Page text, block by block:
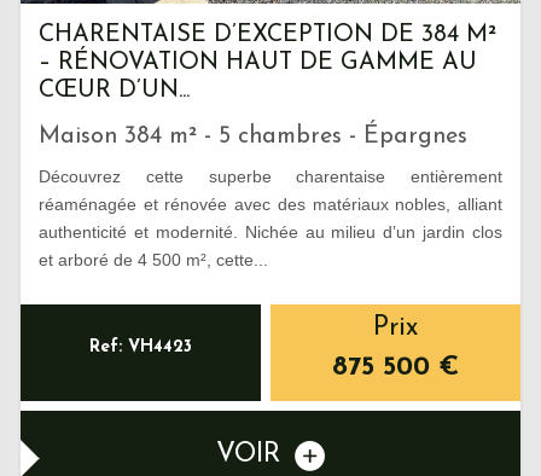
CHARENTAISE D’EXCEPTION DE 384 M²
– RÉNOVATION HAUT DE GAMME AU
CŒUR D’UN...
Maison 384 m² - 5 chambres - Épargnes
Découvrez cette superbe charentaise entièrement
réaménagée et rénovée avec des matériaux nobles, alliant
authenticité et modernité. Nichée au milieu d’un jardin clos
et arboré de 4 500 m², cette...
Ref: VH4423
Prix
875 500 €
VOIR